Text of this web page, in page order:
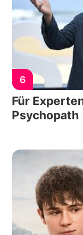
6
Für
Psychopath